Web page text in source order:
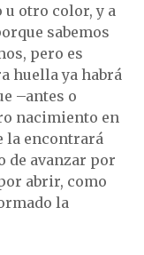
u otro color, y a
sabemos
pero es
huella ya habrá
–antes o
nacimiento en
la encontrará
de avanzar por
abrir, como
la